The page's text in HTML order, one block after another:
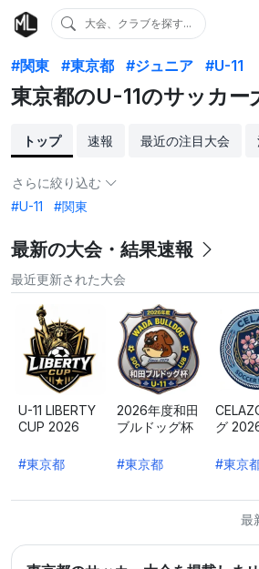
大会、クラブを探す...
#関東 #東京都 #ジュニア #U-11
東京都のU-11のサッカー
トップ 速報 最近の注目大会
さらに絞り込む
#U-11
#関東
最新の大会・結果速報
最近更新された大会
U-11 LIBERTY
CUP 2026
#東京都
2026年度和田
ブルドッグ杯
#東京都
グ
#東京
最